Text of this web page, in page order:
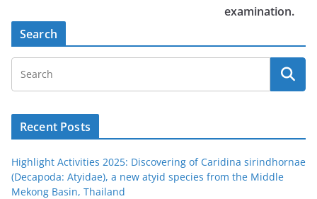
examination.
Search
Recent Posts
Highlight Activities 2025: Discovering of Caridina sirindhornae
(Decapoda: Atyidae), a new atyid species from the Middle
Mekong Basin, Thailand